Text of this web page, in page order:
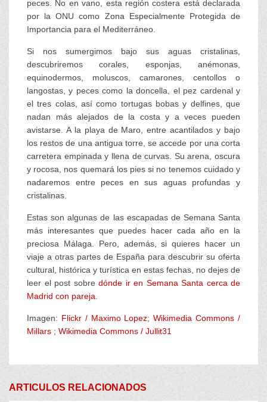
peces. No en vano, esta región costera está declarada
por la ONU como Zona Especialmente Protegida de
Importancia para el Mediterráneo.
Si nos sumergimos bajo sus aguas cristalinas,
descubriremos corales, esponjas, anémonas,
equinodermos, moluscos, camarones, centollos o
langostas, y peces como la doncella, el pez cardenal y
el tres colas, así como tortugas bobas y delfines, que
nadan más alejados de la costa y a veces pueden
avistarse. A la playa de Maro, entre acantilados y bajo
los restos de una antigua torre, se accede por una corta
carretera empinada y llena de curvas. Su arena, oscura
y rocosa, nos quemará los pies si no tenemos cuidado y
nadaremos entre peces en sus aguas profundas y
cristalinas.
Estas son algunas de las escapadas de Semana Santa
más interesantes que puedes hacer cada año en la
preciosa Málaga. Pero, además, si quieres hacer un
viaje a otras partes de España para descubrir su oferta
cultural, histórica y turística en estas fechas, no dejes de
leer el post sobre dónde ir en Semana Santa cerca de
Madrid con pareja
Imagen: Flickr / Maximo Lopez;Wikimedia Commons /
Millars ; Wikimedia Commons / Jullit31
ARTICULOS RELACIONADOS